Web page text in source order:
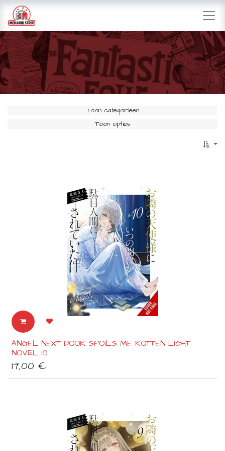
Toon categorieën
Toon opties
ANGEL NEXT DOOR SPOILS ME ROTTEN LIGHT
NOVEL 10
17,00 €